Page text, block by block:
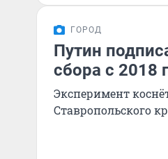
ГОРОД
Путин
сбора с 2018
Эксперимент
Ставропольского